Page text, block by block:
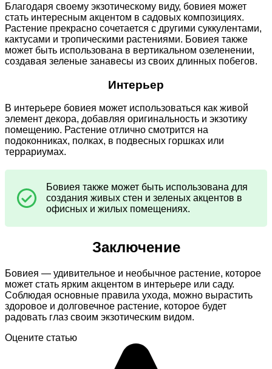
Благодаря своему экзотическому виду, бовиея может
стать интересным акцентом в садовых композициях.
Растение прекрасно сочетается с другими суккулентами,
кактусами и тропическими растениями. Бовиея также
может быть использована в вертикальном озеленении,
создавая зеленые занавесы из своих длинных побегов.
Интерьер
В интерьере бовиея может использоваться как живой
элемент декора, добавляя оригинальность и экзотику
помещению. Растение отлично смотрится на
подоконниках, полках, в подвесных горшках или
террариумах.
Бовиея также может быть использована для
создания живых стен и зеленых акцентов в
офисных и жилых помещениях.
Заключение
Бовиея — удивительное и необычное растение, которое
может стать ярким акцентом в интерьере или саду.
Соблюдая основные правила ухода, можно вырастить
здоровое и долговечное растение, которое будет
радовать глаз своим экзотическим видом.
Оцените статью